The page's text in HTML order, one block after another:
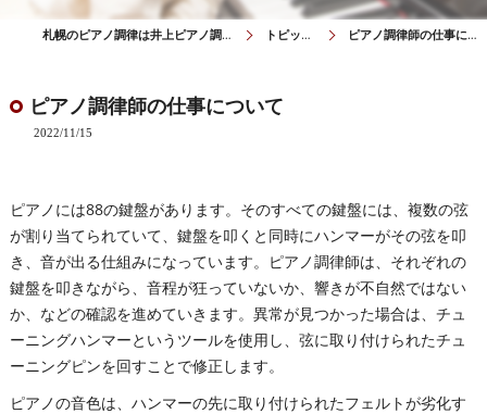
札幌のピアノ調律は井上ピアノ調律事務所 トピックス ピアノ調律師の仕事について
ピアノ調律師の仕事について
2022/11/15
ピアノには88の鍵盤があります。そのすべての鍵盤には、複数の弦
が割り当てられていて、鍵盤を叩くと同時にハンマーがその弦を叩
き、音が出る仕組みになっています。ピアノ調律師は、それぞれの
鍵盤を叩きながら、音程が狂っていないか、響きが不自然ではない
か、などの確認を進めていきます。異常が見つかった場合は、チュ
ーニングハンマーというツールを使用し、弦に取り付けられたチュ
ーニングピンを回すことで修正します。
ピアノの音色は、ハンマーの先に取り付けられたフェルトが劣化す